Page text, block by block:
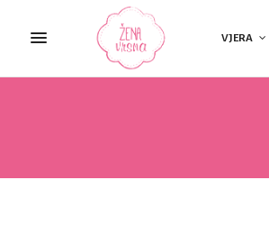
VJERA